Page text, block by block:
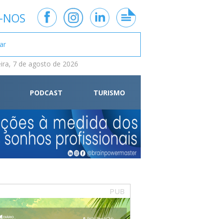
7 de agosto de 2026
PODCAST TURISMO
PUB